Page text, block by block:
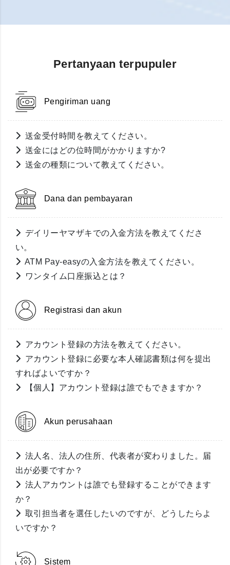
Pertanyaan terpupuler
Pengiriman uang
送金受付時間を教えてください。
送金にはどの位時間がかかりますか?
送金の種類について教えてください。
Dana dan pembayaran
デイリーヤマザキでの入金方法を教えてくださ
い。
ATM Pay-easyの入金方法を教えてください。
ワンタイム口座振込とは？
Registrasi dan akun
アカウント登録の方法を教えてください。
アカウント登録に必要な本人確認書類は何を提出
すればよいですか？
【個人】アカウント登録は誰でもできますか？
Akun perusahaan
法人名、法人の住所、代表者が変わりました。届
出が必要ですか？
法人アカウントは誰でも登録することができます
か？
取引担当者を選任したいのですが、どうしたらよ
いですか？
Sistem